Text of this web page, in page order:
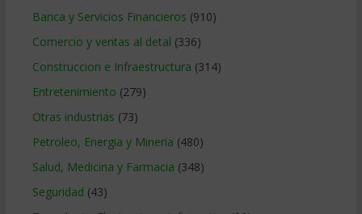
Banca y Servicios Financieros (910)
Comercio y ventas al detal (336)
Construccion e Infraestructura (314)
Entretenimiento (279)
Otras industrias (73)
Petroleo, Energia y Mineria (480)
Salud, Medicina y Farmacia (348)
Seguridad (43)